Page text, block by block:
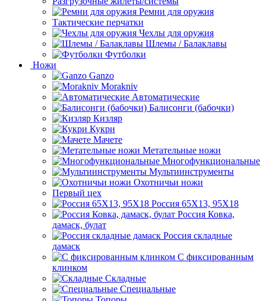
Ремни для оружия
Тактические перчатки
Чехлы для оружия
Шлемы / Балаклавы
Футболки
Ножи
Ganzo
Morakniv
Автоматические
Балисонги (бабочки)
Кизляр
Кукри
Мачете
Метательные ножи
Многофункциональные
Мультиинструменты
Охотничьи ножи
Первый цех
Россия 65Х13, 95Х18
Россия Ковка,
дамаск, булат
Россия складные
дамаск
С фиксированным
клинком
Складные
Специальные